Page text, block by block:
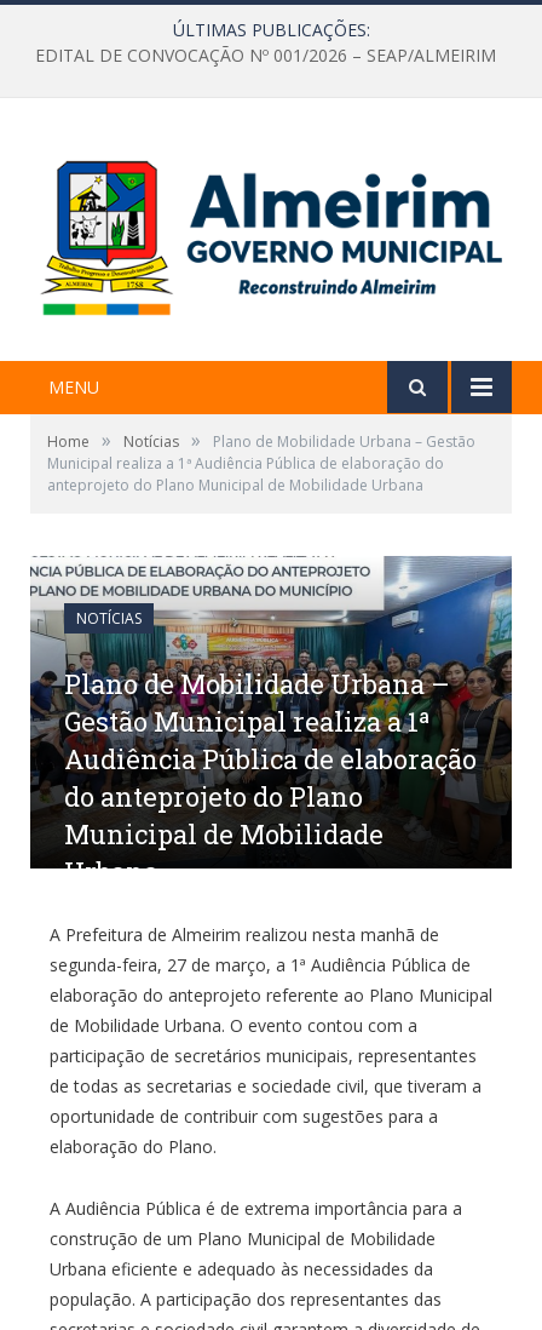
ÚLTIMAS PUBLICAÇÕES:
EDITAL DE CONVOCAÇÃO Nº 001/2026 – SEAP/ALMEIRIM
MENU
Home » Notícias »
Plano de Mobilidade Urbana – Gestão
Municipal realiza a 1ª Audiência Pública de elaboração do
anteprojeto do Plano Municipal de Mobilidade Urbana
NOTÍCIAS
Plano de Mobilidade Urbana –
Gestão Municipal realiza a 1ª
Audiência Pública de elaboração
do anteprojeto do Plano
Municipal de Mobilidade
Urbana
por CR2-ADMIN3 em 31 DE MARÇO DE 2023
0
COMENTÁRIOS
A Prefeitura de Almeirim realizou nesta manhã de
segunda-feira, 27 de março, a 1ª Audiência Pública de
elaboração do anteprojeto referente ao Plano Municipal
de Mobilidade Urbana. O evento contou com a
participação de secretários municipais, representantes
de todas as secretarias e sociedade civil, que tiveram a
oportunidade de contribuir com sugestões para a
elaboração do Plano.
A Audiência Pública é de extrema importância para a
construção de um Plano Municipal de Mobilidade
Urbana eficiente e adequado às necessidades da
população. A participação dos representantes das